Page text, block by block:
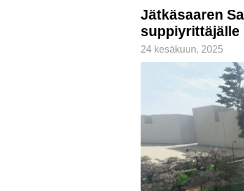
Jätkäsaaren
suppiyrittäjälle
24 kesäkuun, 2025